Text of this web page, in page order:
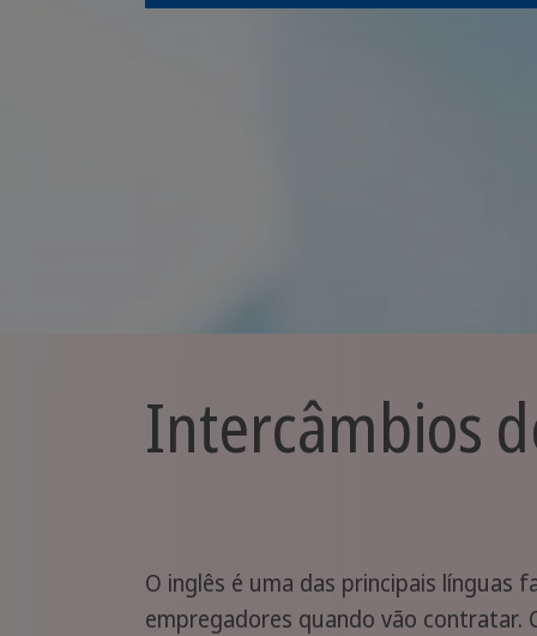
Intercâmbios
O inglês é uma das principais línguas
empregadores quando vão contratar.